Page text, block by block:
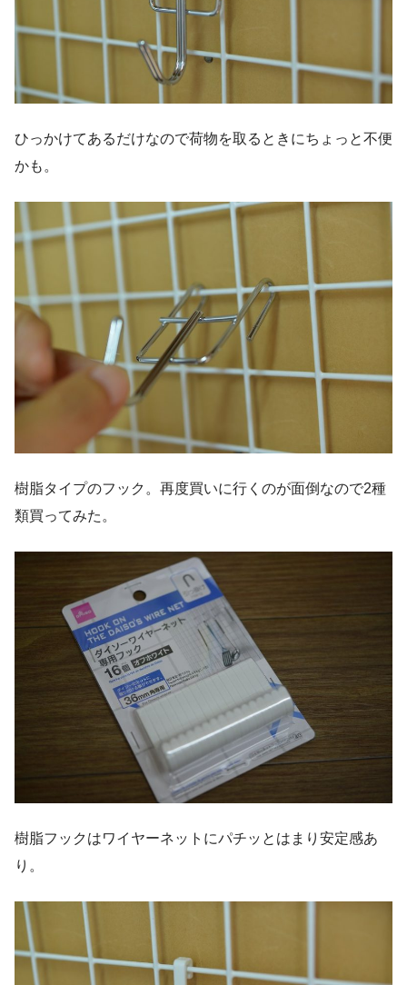
ひっかけてあるだけなので荷物を取るときにちょっと不便
かも。
樹脂タイプのフック。再度買いに行くのが面倒なので2種
類買ってみた。
樹脂フックはワイヤーネットにパチッとはまり安定感あ
り。